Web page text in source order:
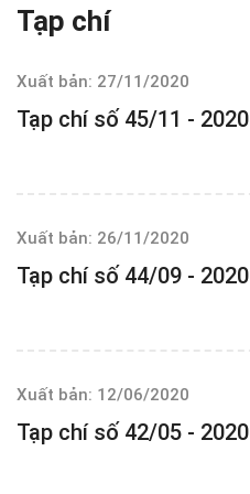
Tạp chí
Xuất bản: 27/11/2020
Tạp chí số 45/11 - 2020
Xuất bản: 26/11/2020
Tạp chí số 44/09 - 2020
Xuất bản: 12/06/2020
Tạp chí số 42/05 - 2020